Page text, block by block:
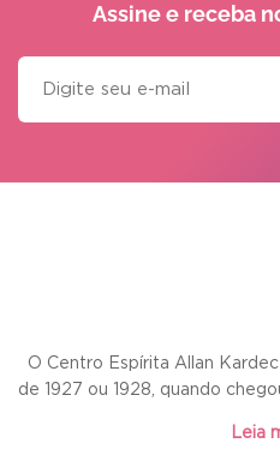
Assine e receba
O Centro Espírita Allan
de 1927 ou 1928, quando
Leia